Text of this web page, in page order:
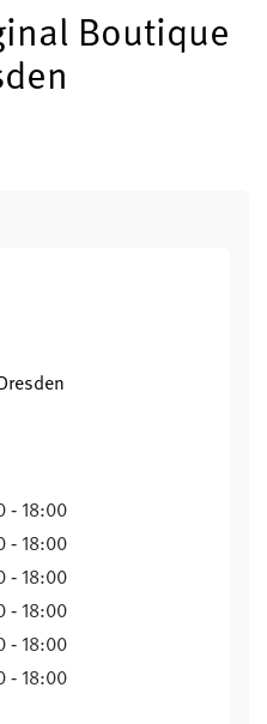
Boutique
‐ 18:00
‐ 18:00
‐ 18:00
‐ 18:00
‐ 18:00
‐ 18:00